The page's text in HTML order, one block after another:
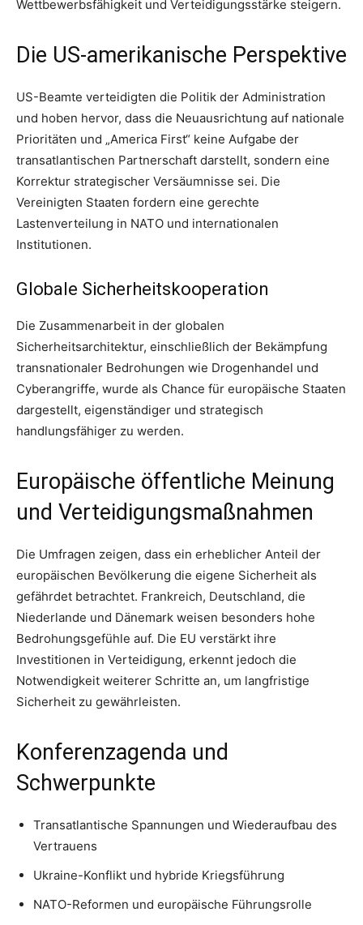
Wettbewerbsfähigkeit und Verteidigungsstärke steigern.
Die US-amerikanische Perspektive
US-Beamte verteidigten die Politik der Administration
und hoben hervor, dass die Neuausrichtung auf nationale
Prioritäten und „America First“ keine Aufgabe der
transatlantischen Partnerschaft darstellt, sondern eine
Korrektur strategischer Versäumnisse sei. Die
Vereinigten Staaten fordern eine gerechte
Lastenverteilung in NATO und internationalen
Institutionen.
Globale Sicherheitskooperation
Die Zusammenarbeit in der globalen
Sicherheitsarchitektur, einschließlich der Bekämpfung
transnationaler Bedrohungen wie Drogenhandel und
Cyberangriffe, wurde als Chance für europäische Staaten
dargestellt, eigenständiger und strategisch
handlungsfähiger zu werden.
Europäische öffentliche Meinung
und Verteidigungsmaßnahmen
Die Umfragen zeigen, dass ein erheblicher Anteil der
europäischen Bevölkerung die eigene Sicherheit als
gefährdet betrachtet. Frankreich, Deutschland, die
Niederlande und Dänemark weisen besonders hohe
Bedrohungsgefühle auf. Die EU verstärkt ihre
Investitionen in Verteidigung, erkennt jedoch die
Notwendigkeit weiterer Schritte an, um langfristige
Sicherheit zu gewährleisten.
Konferenzagenda und
Schwerpunkte
Transatlantische Spannungen und Wiederaufbau des
Vertrauens
Ukraine-Konflikt und hybride Kriegsführung
NATO-Reformen und europäische Führungsrolle